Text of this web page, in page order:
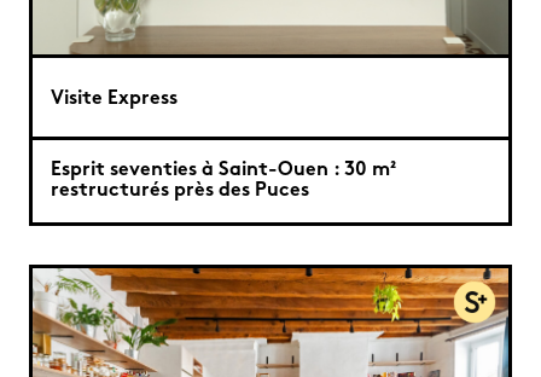
Visite Express
Esprit seventies à Saint-Ouen : 30 m²
restructurés près des Puces